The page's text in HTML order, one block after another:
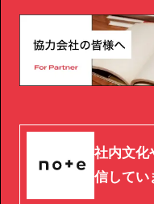
社内文化
信してい